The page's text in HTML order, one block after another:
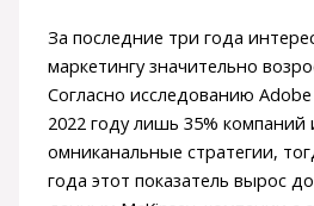
За последние три года
маркетингу значительно
Согласно исследованию
2022 году лишь 35% компаний
омниканальные стратегии,
года этот показатель вырос